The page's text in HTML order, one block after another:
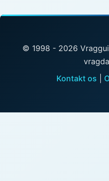
© 1998 - 2026
Kontakt os